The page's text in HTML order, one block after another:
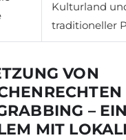
Kulturland
traditioneller
VON
–
MIT